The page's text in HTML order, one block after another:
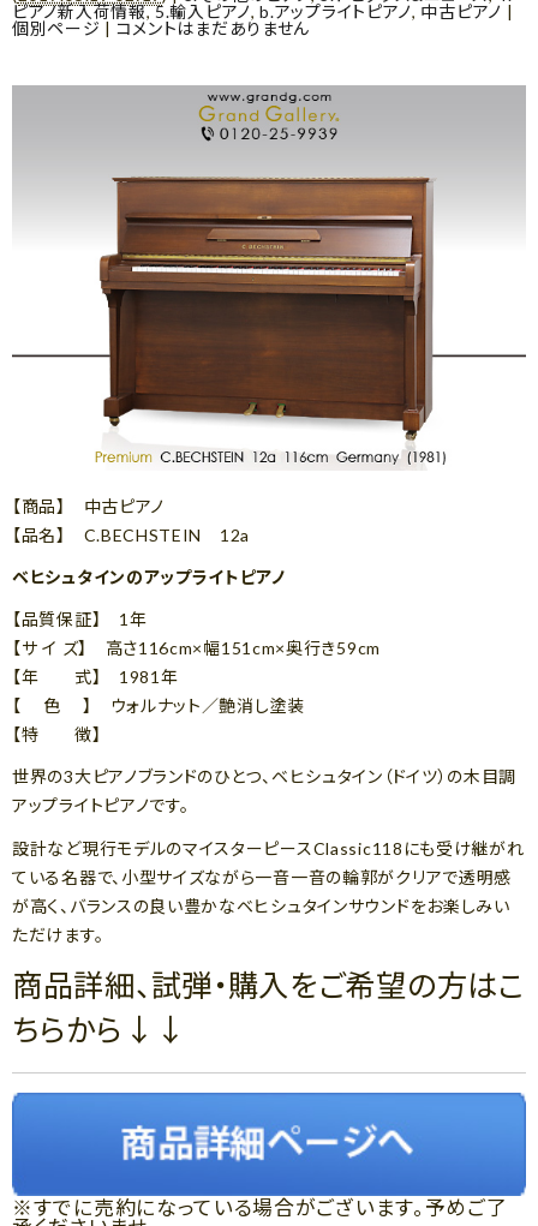
ピアノ新入荷情報,5.輸入ピアノ,b.アップライトピアノ, 中古ピアノ |
個別ページ | コメントはまだありません
【商品】 中古ピアノ
【品名】 C.BECHSTEIN 12a
ベヒシュタインのアップライトピアノ
【品質保証】 1年
【サ イ ズ】 高さ116cm×幅151cm×奥行き59cm
【年 式】 1981年
【 色 】 ウォルナット／艶消し塗装
【特 徴】
世界の3大ピアノブランドのひとつ、ベヒシュタイン（ドイツ）の木目調
アップライトピアノです。
設計など現行モデルのマイスターピースClassic118にも受け継がれ
ている名器で、小型サイズながら一音一音の輪郭がクリアで透明感
が高く、バランスの良い豊かなベヒシュタインサウンドをお楽しみい
ただけます。
商品詳細、試弾・購入をご希望の方はこ
ちらから↓↓
※すでに売約になっている場合がございます。予めご了